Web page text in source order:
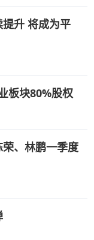
升 将成为平
板块80%股权
、林鹏一季度